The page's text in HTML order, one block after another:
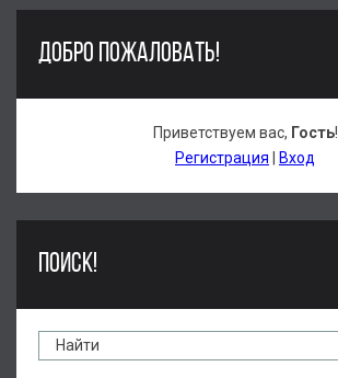
ДОБРО ПОЖАЛОВАТЬ!
Приветствуем вас, Гость!
Регистрация
Вход
ПОИСК!